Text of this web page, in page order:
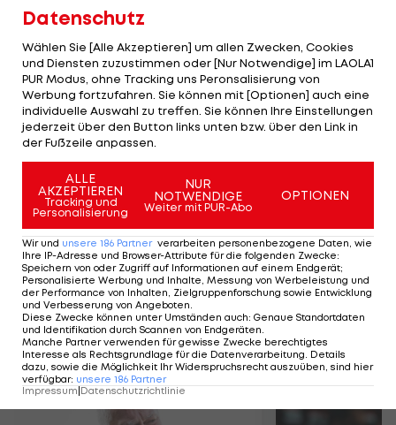
Schlusspunkt (90.).
Die FAK-Amateure ziehen als Vierter
Tabellennachbar Karabakh auf vier Zähler davon
und sind auf Kurs2. Liga.
Fan-
Aufmarsch
Austria-
Amateure
Regionalligen
Mehr zum Thema
Datenschutz
Wählen Sie [Alle Akzeptieren] um allen Zwecken, Cookies
und Diensten zuzustimmen oder [Nur Notwendige] im LAOLA1
PUR Modus, ohne Tracking uns Peronsalisierung von
Werbung fortzufahren. Sie können mit [Optionen] auch eine
individuelle Auswahl zu treffen. Sie können Ihre Einstellungen
jederzeit über den Button links unten bzw. über den Link in
der Fußzeile anpassen.
ALLE
AKZEPTIEREN
Tracking und
Personalisierung
NUR
NOTWENDIGE
Weiter mit PUR-Abo
OPTIONEN
Wir und unsere 186 Partner verarbeiten personenbezogene Daten, wie
Ihre IP-Adresse und Browser-Attribute für die folgenden Zwecke:
Speichern von oder Zugriff auf Informationen auf einem Endgerät;
Personalisierte Werbung und Inhalte, Messung von Werbeleistung und
der Performance von Inhalten, Zielgruppenforschung sowie Entwicklung
und Verbesserung von Angeboten
Diese Zwecke können unter Umständen auch: Genaue Standortdaten
und Identifikation durch Scannen von Endgeräten
Manche Partner verwenden für gewisse Zwecke berechtigtes
Interesse als Rechtsgrundlage für die Datenverarbeitung. Details
dazu, sowie die Möglichkeit Ihr Widerspruchsrecht auszuüben, sind hier
verfügbar: unsere 186 Partner
Impressum|Datenschutzrichtlinie